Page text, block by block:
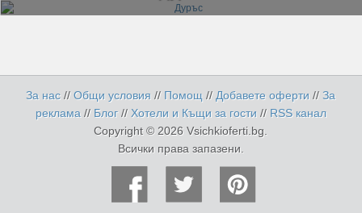
За нас //Общи условия // Помощ //Добавете оферти//За
реклама // Блог //Хотели и Къщи за гости // RSS канал
Copyright © 2026 Vsichkioferti.bg.
Всички права запазени.